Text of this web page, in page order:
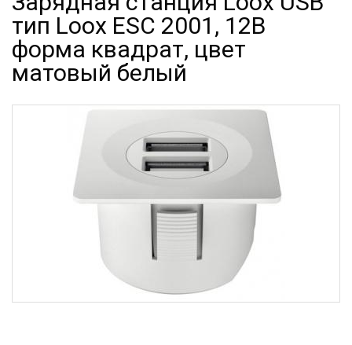
тип Loox ESC 2001, 12В
форма квадрат, цвет
матовый белый